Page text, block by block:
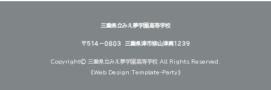
三重県立みえ夢学園高等学校
〒５１４－０８０３ 三重県津市柳山津興１２３９
Copyright© 三重県立みえ夢学園高等学校 All Rights Reserved.
《Web Design:Template-Party》